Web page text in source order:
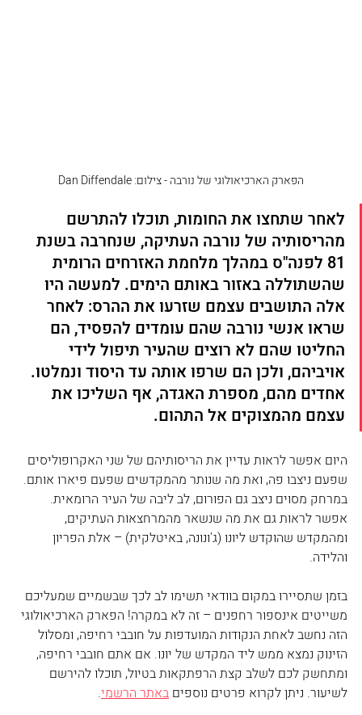
הפארק הארכיאולוגי של נורבה - צילום: Dan Diffendale
לאחר שתחצו את החומות, תוכלו להתרשם
מהריסותיה של נורבה העתיקה, שנחרבה בשנת
81 לפנה"ס במהלך מלחמת האזרחים הרומית
שהשתוללה באזור באותם הימים. למעשה היו
אלה התושבים עצמם שזרעו את ההרס: לאחר
שראו אנשי נורבה שהם עומדים להפסיד, הם
החליטו שהם לא רוצים שהעיר תיפול לידי
אויביהם, ולכן הם שרפו אותה עד היסוד ונמלטו.
אחדים מהם, מספרת האגדה, אף השליכו את
עצמם מהמצוקים אל התהום.
היום אפשר לראות עדיין את הריסותיהם של שני האקרופוליסים
שפעם ניצבו פה, ואת מה שנותר מהמקדשים שפעם פיארו אותם.
במרחק מסוים ניצב גם הפורום, לב ליבה של העיר הרומאית.
אפשר לראות גם את מה שנשאר מהמרחצאות העתיקים,
ומהמקדש שהוקדש ליונו (ג'ונונה, באיטלקית) – אלת הפריון
והלידה.
בזמן שתסיירו במקום בוודאי תשימו לב לכך שבשמיים שמעליכם
משייטים אינספור רחפנים – זה לא במקרה! הפארק הארכיאולוגי
הזה נחשב לאחת הנקודות המועדפות על חובבי רחיפה, ומסלול
הזינוק נמצא ממש ליד המקדש של יונו. אם אתם חובבי רחיפה,
ומתחשק לכם לשלב קצת הרפתקאות בטיול, תוכלו להירשם
לשיעור. ניתן לקרוא פרטים נוספים באתר הרשמי.